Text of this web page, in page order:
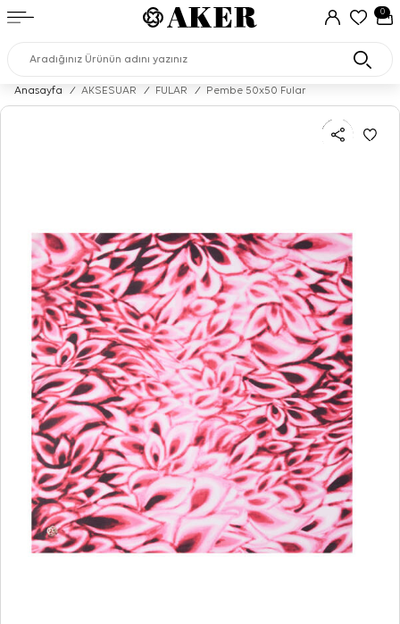
0
Anasayfa / AKSESUAR / FULAR / Pembe 50x50 Fular